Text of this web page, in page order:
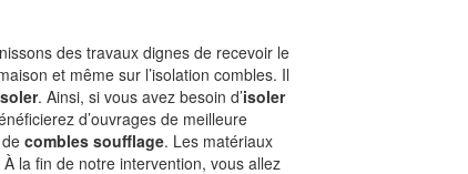
des travaux dignes de recevoir le
et même sur l’isolation combles. Il
. Ainsi, si vous avez besoin d’isoler
d’ouvrages de meilleure
decombles soufflage. Les matériaux
la fin de notre intervention, vous allez